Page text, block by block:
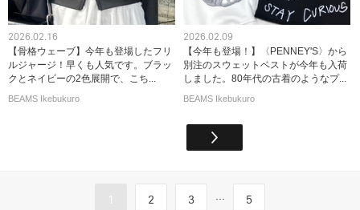
2026.02.16
【骨格ウェーブ】今年も登場したフリ
ルジャージ！早くも人気です。ブラッ
クとネイビーの2色展開で、こち...
BEAMS Ikebukuro
2026.02.09
【今年も登場！】〈PENNEY'S〉から
別注のスウェットベストが今年も入荷
しました。80年代の古着のようなプ...
BEAMS Ikebukuro
1 2 3 ... 5